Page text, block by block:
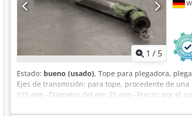
1 / 5
Estado: bueno (usado), Tope para plegadora,
Ejes de transmisión: para tope, procedente de
515 mm -Diámetro del eje: 25 mm -Precio: por el